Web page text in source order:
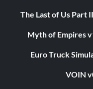
The Last of Us Part
Myth of Empires
Euro Truck
VOIN